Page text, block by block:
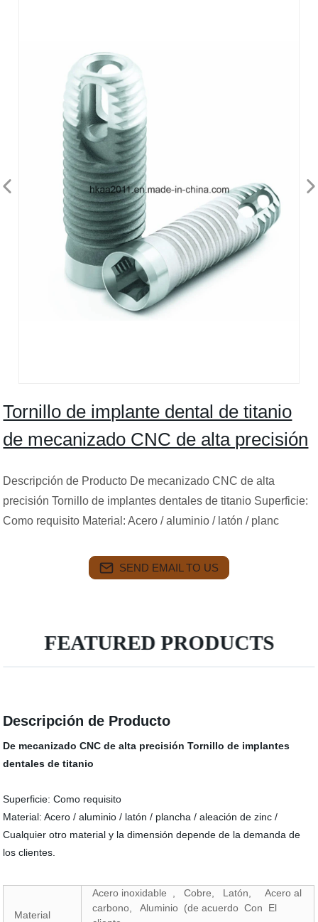
Tornillo de implante dental de titanio
de mecanizado CNC de alta precisión
Descripción de Producto De mecanizado CNC de alta
precisión Tornillo de implantes dentales de titanio Superficie:
Como requisito Material: Acero / aluminio / latón / planc
SEND EMAIL TO US
FEATURED PRODUCTS
Descripción de Producto
De mecanizado CNC de alta precisión Tornillo de implantes
dentales de titanio
Superficie: Como requisito
Material: Acero / aluminio / latón / plancha / aleación de zinc /
Cualquier otro material y la dimensión depende de la demanda de
los clientes.
Material
Acero inoxidable , Cobre, Latón, Acero al
carbono, Aluminio (de acuerdo Con El